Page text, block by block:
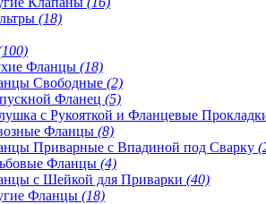
(18)
Фланцы (18)
Свободные (2)
Фланец (5)
с Рукояткой и Фланцевые
Фланцы (8)
Приварные с Впадиной под Сварку
Фланцы (4)
с Шейкой для Приварки (40)
Фланцы (18)